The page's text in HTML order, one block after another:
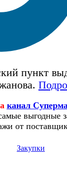
пункт
канал
выгодные
от
Закупки